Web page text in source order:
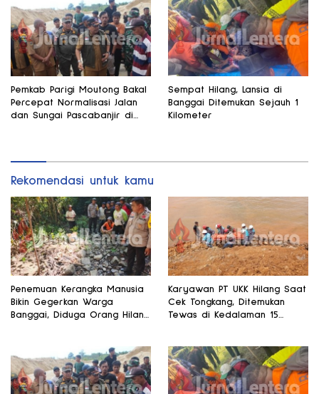
Pemkab Parigi Moutong Bakal
Percepat Normalisasi Jalan
dan Sungai Pascabanjir di
Sempat Hilang, Lansia di
Banggai Ditemukan Sejauh 1
Kilometer
Rekomendasi untuk kamu
Penemuan Kerangka Manusia
Bikin Gegerkan Warga
Banggai, Diduga Orang Hilang
Karyawan PT UKK Hilang Saat
Cek Tongkang, Ditemukan
Tewas di Kedalaman 15